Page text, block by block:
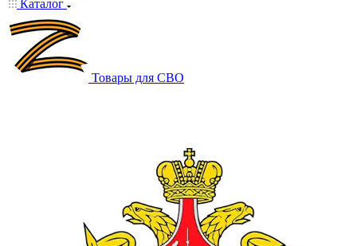
Каталог
Товары для СВО